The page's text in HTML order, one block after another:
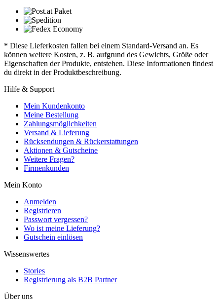
* Diese Lieferkosten fallen bei einem Standard-Versand an. Es
können weitere Kosten, z. B. aufgrund des Gewichts, Größe oder
Eigenschaften der Produkte, entstehen. Diese Informationen findest
du direkt in der Produktbeschreibung.
Hilfe & Support
Mein Kundenkonto
Meine Bestellung
Zahlungsmöglichkeiten
Versand & Lieferung
Rücksendungen & Rückerstattungen
Aktionen & Gutscheine
Weitere Fragen?
Firmenkunden
Mein Konto
Anmelden
Registrieren
Passwort vergessen?
Wo ist meine Lieferung?
Gutschein einlösen
Wissenswertes
Stories
Registrierung als B2B Partner
Über uns